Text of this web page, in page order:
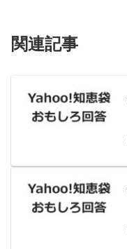
関連記事